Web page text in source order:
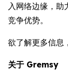
入网络边缘，助
竞争优势。
欲了解更多信息
关于 Gremsy